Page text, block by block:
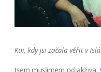
Kai, kdy jsi začala věřit v
Jsem muslimem